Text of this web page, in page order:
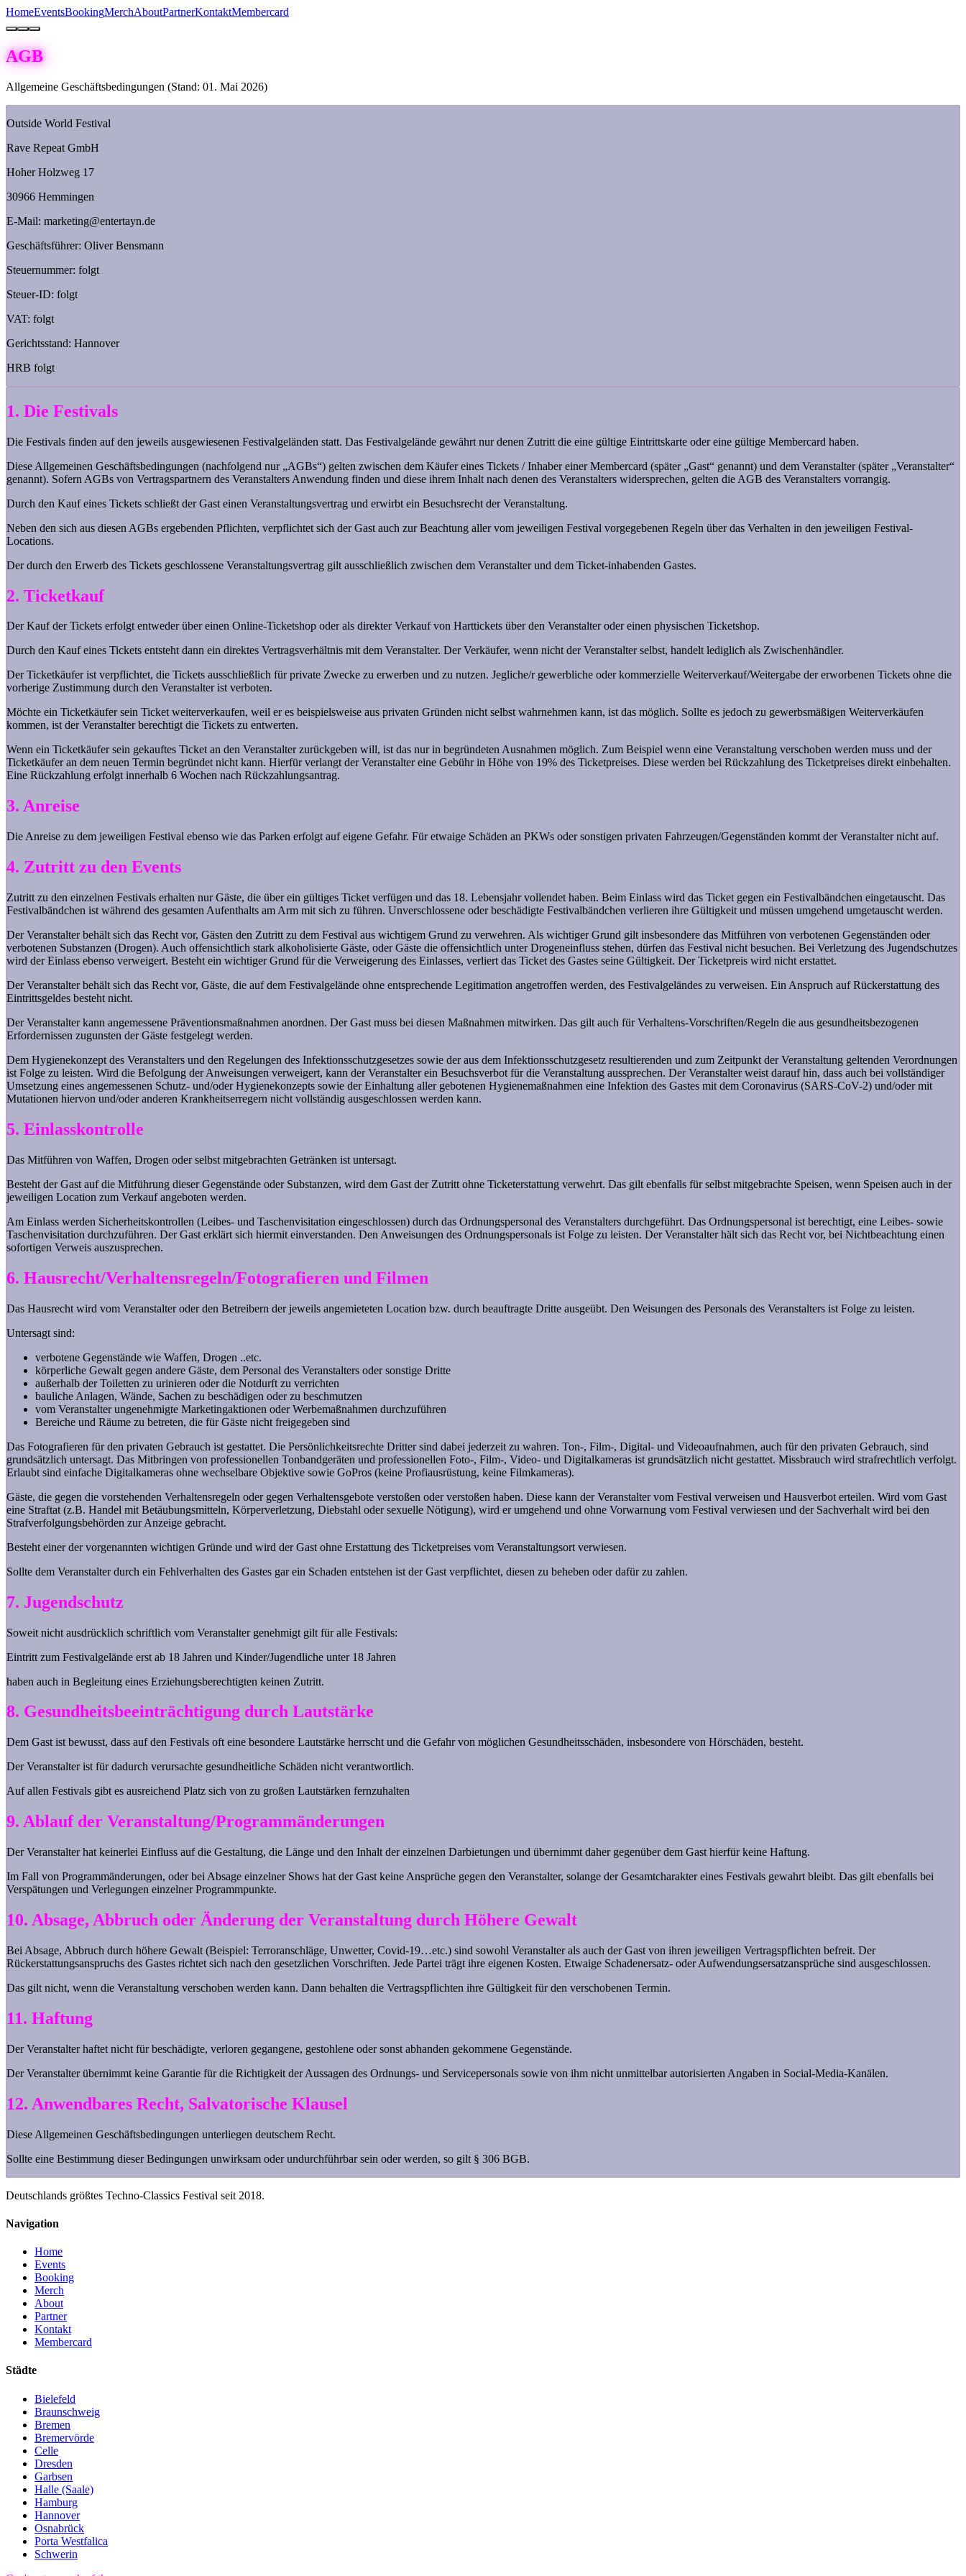
HomeEventsBookingMerchAboutPartnerKontaktMembercard
AGB
Allgemeine Geschäftsbedingungen (Stand: 01. Mai 2026)
Outside World Festival
Rave Repeat GmbH
Hoher Holzweg 17
30966 Hemmingen
E-Mail: marketing@entertayn.de
Geschäftsführer: Oliver Bensmann
Steuernummer: folgt
Steuer-ID: folgt
VAT: folgt
Gerichtsstand: Hannover
HRB folgt
1. Die Festivals
Die Festivals finden auf den jeweils ausgewiesenen Festivalgeländen statt. Das Festivalgelände gewährt nur denen Zutritt die eine gültige Eintrittskarte oder eine gültige Membercard haben.
Diese Allgemeinen Geschäftsbedingungen (nachfolgend nur „AGBs“) gelten zwischen dem Käufer eines Tickets / Inhaber einer Membercard (später „Gast“ genannt) und dem Veranstalter (später „Veranstalter“
genannt). Sofern AGBs von Vertragspartnern des Veranstalters Anwendung finden und diese ihrem Inhalt nach denen des Veranstalters widersprechen, gelten die AGB des Veranstalters vorrangig.
Durch den Kauf eines Tickets schließt der Gast einen Veranstaltungsvertrag und erwirbt ein Besuchsrecht der Veranstaltung.
Neben den sich aus diesen AGBs ergebenden Pflichten, verpflichtet sich der Gast auch zur Beachtung aller vom jeweiligen Festival vorgegebenen Regeln über das Verhalten in den jeweiligen Festival-
Locations.
Der durch den Erwerb des Tickets geschlossene Veranstaltungsvertrag gilt ausschließlich zwischen dem Veranstalter und dem Ticket-inhabenden Gastes.
2. Ticketkauf
Der Kauf der Tickets erfolgt entweder über einen Online-Ticketshop oder als direkter Verkauf von Harttickets über den Veranstalter oder einen physischen Ticketshop.
Durch den Kauf eines Tickets entsteht dann ein direktes Vertragsverhältnis mit dem Veranstalter. Der Verkäufer, wenn nicht der Veranstalter selbst, handelt lediglich als Zwischenhändler.
Der Ticketkäufer ist verpflichtet, die Tickets ausschließlich für private Zwecke zu erwerben und zu nutzen. Jegliche/r gewerbliche oder kommerzielle Weiterverkauf/Weitergabe der erworbenen Tickets ohne die
vorherige Zustimmung durch den Veranstalter ist verboten.
Möchte ein Ticketkäufer sein Ticket weiterverkaufen, weil er es beispielsweise aus privaten Gründen nicht selbst wahrnehmen kann, ist das möglich. Sollte es jedoch zu gewerbsmäßigen Weiterverkäufen
kommen, ist der Veranstalter berechtigt die Tickets zu entwerten.
Wenn ein Ticketkäufer sein gekauftes Ticket an den Veranstalter zurückgeben will, ist das nur in begründeten Ausnahmen möglich. Zum Beispiel wenn eine Veranstaltung verschoben werden muss und der
Ticketkäufer an dem neuen Termin begründet nicht kann. Hierfür verlangt der Veranstalter eine Gebühr in Höhe von 19% des Ticketpreises. Diese werden bei Rückzahlung des Ticketpreises direkt einbehalten.
Eine Rückzahlung erfolgt innerhalb 6 Wochen nach Rückzahlungsantrag.
3. Anreise
Die Anreise zu dem jeweiligen Festival ebenso wie das Parken erfolgt auf eigene Gefahr. Für etwaige Schäden an PKWs oder sonstigen privaten Fahrzeugen/Gegenständen kommt der Veranstalter nicht auf.
4. Zutritt zu den Events
Zutritt zu den einzelnen Festivals erhalten nur Gäste, die über ein gültiges Ticket verfügen und das 18. Lebensjahr vollendet haben. Beim Einlass wird das Ticket gegen ein Festivalbändchen eingetauscht. Das
Festivalbändchen ist während des gesamten Aufenthalts am Arm mit sich zu führen. Unverschlossene oder beschädigte Festivalbändchen verlieren ihre Gültigkeit und müssen umgehend umgetauscht werden.
Der Veranstalter behält sich das Recht vor, Gästen den Zutritt zu dem Festival aus wichtigem Grund zu verwehren. Als wichtiger Grund gilt insbesondere das Mitführen von verbotenen Gegenständen oder
verbotenen Substanzen (Drogen). Auch offensichtlich stark alkoholisierte Gäste, oder Gäste die offensichtlich unter Drogeneinfluss stehen, dürfen das Festival nicht besuchen. Bei Verletzung des Jugendschutzes
wird der Einlass ebenso verweigert. Besteht ein wichtiger Grund für die Verweigerung des Einlasses, verliert das Ticket des Gastes seine Gültigkeit. Der Ticketpreis wird nicht erstattet.
Der Veranstalter behält sich das Recht vor, Gäste, die auf dem Festivalgelände ohne entsprechende Legitimation angetroffen werden, des Festivalgeländes zu verweisen. Ein Anspruch auf Rückerstattung des
Eintrittsgeldes besteht nicht.
Der Veranstalter kann angemessene Präventionsmaßnahmen anordnen. Der Gast muss bei diesen Maßnahmen mitwirken. Das gilt auch für Verhaltens-Vorschriften/Regeln die aus gesundheitsbezogenen
Erfordernissen zugunsten der Gäste festgelegt werden.
Dem Hygienekonzept des Veranstalters und den Regelungen des Infektionsschutzgesetzes sowie der aus dem Infektionsschutzgesetz resultierenden und zum Zeitpunkt der Veranstaltung geltenden Verordnungen
ist Folge zu leisten. Wird die Befolgung der Anweisungen verweigert, kann der Veranstalter ein Besuchsverbot für die Veranstaltung aussprechen. Der Veranstalter weist darauf hin, dass auch bei vollständiger
Umsetzung eines angemessenen Schutz- und/oder Hygienekonzepts sowie der Einhaltung aller gebotenen Hygienemaßnahmen eine Infektion des Gastes mit dem Coronavirus (SARS-CoV-2) und/oder mit
Mutationen hiervon und/oder anderen Krankheitserregern nicht vollständig ausgeschlossen werden kann.
5. Einlasskontrolle
Das Mitführen von Waffen, Drogen oder selbst mitgebrachten Getränken ist untersagt.
Besteht der Gast auf die Mitführung dieser Gegenstände oder Substanzen, wird dem Gast der Zutritt ohne Ticketerstattung verwehrt. Das gilt ebenfalls für selbst mitgebrachte Speisen, wenn Speisen auch in der
jeweiligen Location zum Verkauf angeboten werden.
Am Einlass werden Sicherheitskontrollen (Leibes- und Taschenvisitation eingeschlossen) durch das Ordnungspersonal des Veranstalters durchgeführt. Das Ordnungspersonal ist berechtigt, eine Leibes- sowie
Taschenvisitation durchzuführen. Der Gast erklärt sich hiermit einverstanden. Den Anweisungen des Ordnungspersonals ist Folge zu leisten. Der Veranstalter hält sich das Recht vor, bei Nichtbeachtung einen
sofortigen Verweis auszusprechen.
6. Hausrecht/Verhaltensregeln/Fotografieren und Filmen
Das Hausrecht wird vom Veranstalter oder den Betreibern der jeweils angemieteten Location bzw. durch beauftragte Dritte ausgeübt. Den Weisungen des Personals des Veranstalters ist Folge zu leisten.
Untersagt sind:
verbotene Gegenstände wie Waffen, Drogen ..etc.
körperliche Gewalt gegen andere Gäste, dem Personal des Veranstalters oder sonstige Dritte
außerhalb der Toiletten zu urinieren oder die Notdurft zu verrichten
bauliche Anlagen, Wände, Sachen zu beschädigen oder zu beschmutzen
vom Veranstalter ungenehmigte Marketingaktionen oder Werbemaßnahmen durchzuführen
Bereiche und Räume zu betreten, die für Gäste nicht freigegeben sind
Das Fotografieren für den privaten Gebrauch ist gestattet. Die Persönlichkeitsrechte Dritter sind dabei jederzeit zu wahren. Ton-, Film-, Digital- und Videoaufnahmen, auch für den privaten Gebrauch, sind
grundsätzlich untersagt. Das Mitbringen von professionellen Tonbandgeräten und professionellen Foto-, Film-, Video- und Digitalkameras ist grundsätzlich nicht gestattet. Missbrauch wird strafrechtlich verfolgt.
Erlaubt sind einfache Digitalkameras ohne wechselbare Objektive sowie GoPros (keine Profiausrüstung, keine Filmkameras).
Gäste, die gegen die vorstehenden Verhaltensregeln oder gegen Verhaltensgebote verstoßen oder verstoßen haben. Diese kann der Veranstalter vom Festival verweisen und Hausverbot erteilen. Wird vom Gast
eine Straftat (z.B. Handel mit Betäubungsmitteln, Körperverletzung, Diebstahl oder sexuelle Nötigung), wird er umgehend und ohne Vorwarnung vom Festival verwiesen und der Sachverhalt wird bei den
Strafverfolgungsbehörden zur Anzeige gebracht.
Besteht einer der vorgenannten wichtigen Gründe und wird der Gast ohne Erstattung des Ticketpreises vom Veranstaltungsort verwiesen.
Sollte dem Veranstalter durch ein Fehlverhalten des Gastes gar ein Schaden entstehen ist der Gast verpflichtet, diesen zu beheben oder dafür zu zahlen.
7. Jugendschutz
Soweit nicht ausdrücklich schriftlich vom Veranstalter genehmigt gilt für alle Festivals:
Eintritt zum Festivalgelände erst ab 18 Jahren und Kinder/Jugendliche unter 18 Jahren
haben auch in Begleitung eines Erziehungsberechtigten keinen Zutritt.
8. Gesundheitsbeeinträchtigung durch Lautstärke
Dem Gast ist bewusst, dass auf den Festivals oft eine besondere Lautstärke herrscht und die Gefahr von möglichen Gesundheitsschäden, insbesondere von Hörschäden, besteht.
Der Veranstalter ist für dadurch verursachte gesundheitliche Schäden nicht verantwortlich.
Auf allen Festivals gibt es ausreichend Platz sich von zu großen Lautstärken fernzuhalten
9. Ablauf der Veranstaltung/Programmänderungen
Der Veranstalter hat keinerlei Einfluss auf die Gestaltung, die Länge und den Inhalt der einzelnen Darbietungen und übernimmt daher gegenüber dem Gast hierfür keine Haftung.
Im Fall von Programmänderungen, oder bei Absage einzelner Shows hat der Gast keine Ansprüche gegen den Veranstalter, solange der Gesamtcharakter eines Festivals gewahrt bleibt. Das gilt ebenfalls bei
Verspätungen und Verlegungen einzelner Programmpunkte.
10. Absage, Abbruch oder Änderung der Veranstaltung durch Höhere Gewalt
Bei Absage, Abbruch durch höhere Gewalt (Beispiel: Terroranschläge, Unwetter, Covid-19…etc.) sind sowohl Veranstalter als auch der Gast von ihren jeweiligen Vertragspflichten befreit. Der
Rückerstattungsanspruchs des Gastes richtet sich nach den gesetzlichen Vorschriften. Jede Partei trägt ihre eigenen Kosten. Etwaige Schadenersatz- oder Aufwendungsersatzansprüche sind ausgeschlossen.
Das gilt nicht, wenn die Veranstaltung verschoben werden kann. Dann behalten die Vertragspflichten ihre Gültigkeit für den verschobenen Termin.
11. Haftung
Der Veranstalter haftet nicht für beschädigte, verloren gegangene, gestohlene oder sonst abhanden gekommene Gegenstände.
Der Veranstalter übernimmt keine Garantie für die Richtigkeit der Aussagen des Ordnungs- und Servicepersonals sowie von ihm nicht unmittelbar autorisierten Angaben in Social-Media-Kanälen.
12. Anwendbares Recht, Salvatorische Klausel
Diese Allgemeinen Geschäftsbedingungen unterliegen deutschem Recht.
Sollte eine Bestimmung dieser Bedingungen unwirksam oder undurchführbar sein oder werden, so gilt § 306 BGB.
Deutschlands größtes Techno-Classics Festival seit 2018.
Navigation
Home
Events
Booking
Merch
About
Partner
Kontakt
Membercard
Städte
Bielefeld
Braunschweig
Bremen
Bremervörde
Celle
Dresden
Garbsen
Halle (Saale)
Hamburg
Hannover
Osnabrück
Porta Westfalica
Schwerin